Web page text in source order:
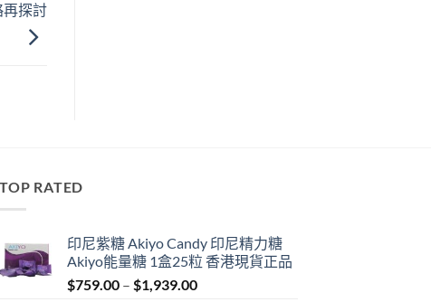
探討
TOP RATED
印尼紫糖 Akiyo Candy 印尼精力糖
Akiyo能量糖 1盒25粒 香港現貨正品
$759.00 – $1,939.00Price